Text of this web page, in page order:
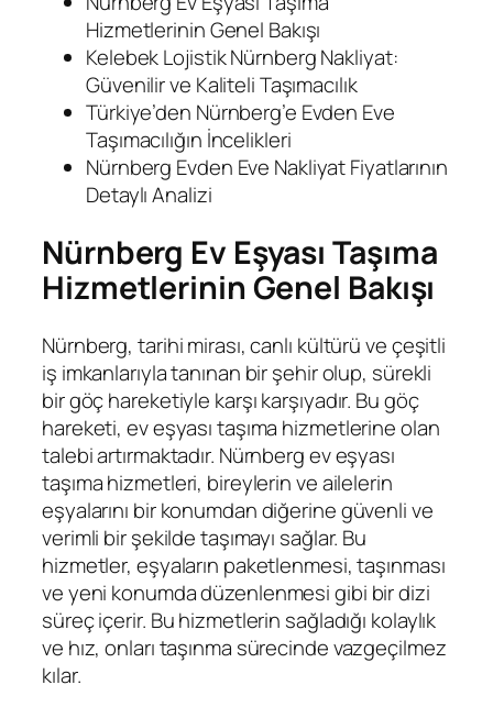
Hizmetlerinin Genel Bakışı
Kelebek Lojistik Nürnberg Nakliyat:
Güvenilir ve Kaliteli Taşımacılık
Türkiye’den Nürnberg’e Evden Eve
Taşımacılığın İncelikleri
Nürnberg Evden Eve Nakliyat Fiyatlarının
Detaylı Analizi
Nürnberg Ev Eşyası Taşıma
Hizmetlerinin Genel Bakışı
Nürnberg, tarihi mirası, canlı kültürü ve çeşitli
iş imkanlarıyla tanınan bir şehir olup, sürekli
bir göç hareketiyle karşı karşıyadır. Bu göç
hareketi, ev eşyası taşıma hizmetlerine olan
talebi artırmaktadır. Nürnberg ev eşyası
taşıma hizmetleri, bireylerin ve ailelerin
eşyalarını bir konumdan diğerine güvenli ve
verimli bir şekilde taşımayı sağlar. Bu
hizmetler, eşyaların paketlenmesi, taşınması
ve yeni konumda düzenlenmesi gibi bir dizi
süreç içerir. Bu hizmetlerin sağladığı kolaylık
ve hız, onları taşınma sürecinde vazgeçilmez
kılar.